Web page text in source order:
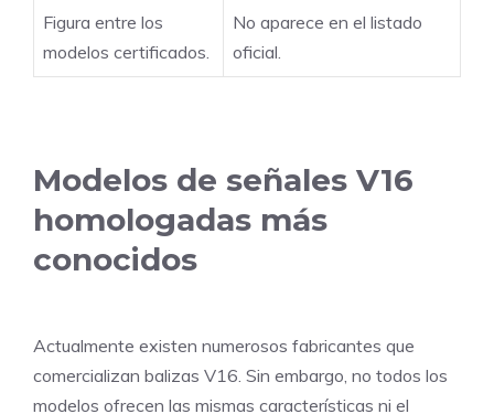
Figura entre los
modelos certificados.
No aparece en el listado
oficial.
Modelos de señales V16
homologadas más
conocidos
Actualmente existen numerosos fabricantes que
comercializan balizas V16. Sin embargo, no todos los
modelos ofrecen las mismas características ni el